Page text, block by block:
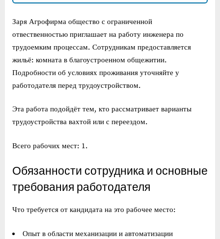
Заря Агрофирма общество с ограниченной
отвественностью приглашает на работу инженера по
трудоемким процессам. Сотрудникам предоставляется
жильё: комната в благоустроенном общежитии.
Подробности об условиях проживания уточняйте у
работодателя перед трудоустройством.
Эта работа подойдёт тем, кто рассматривает варианты
трудоустройства вахтой или с переездом.
Всего рабочих мест: 1.
Обязанности сотрудника и основные
требования работодателя
Что требуется от кандидата на это рабочее место:
Опыт в области механизации и автоматизации